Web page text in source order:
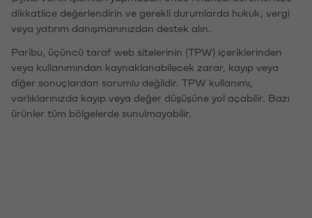
dikkatlice değerlendirin ve gerekli durumlarda hukuk, vergi
veya yatırım danışmanınızdan destek alın.
Paribu, üçüncü taraf web sitelerinin (TPW) içeriklerinden
veya kullanımından kaynaklanabilecek zarar, kayıp veya
diğer sonuçlardan sorumlu değildir. TPW kullanımı,
varlıklarınızda kayıp veya değer düşüşüne yol açabilir. Bazı
ürünler tüm bölgelerde sunulmayabilir.